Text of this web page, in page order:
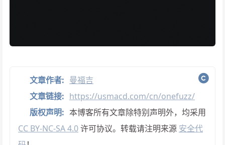
文章作者: 曼福吉
文章链接: https://usmacd.com/cn/onefuzz/
版权声明: 本博客所有文章除特别声明外，均采用
CC BY-NC-SA 4.0许可协议。转载请注明来源 安全代